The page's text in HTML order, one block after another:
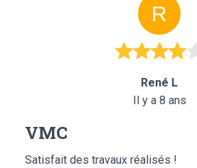
René L
Il y a 8 ans
VMC
Satisfait des travaux réalisés !